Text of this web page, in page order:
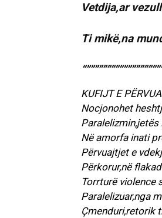
Vetdija,ar
Ti mikë,na
KUFIJT E
Nocjonohet
Në amorfa inati
Përvuajtjet e
Përkorur,në
Torrturë violence
Paralelizuar,nga
Çmenduri,retorik